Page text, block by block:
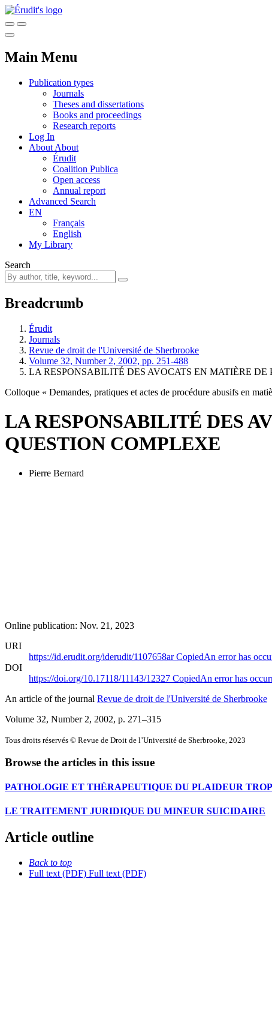
Main Menu
Publication types
Journals
Theses and dissertations
Books and proceedings
Research reports
Log In
About About
Érudit
Coalition Publica
Open access
Annual report
Advanced Search
EN
Français
English
My Library
Search
Breadcrumb
Érudit
Journals
Revue de droit de l'Université de Sherbrooke
Volume 32, Number 2, 2002, pp. 251-488
LA RESPONSABILITÉ DES AVOCATS EN MATIÈRE
Colloque « Demandes, pratiques et actes de procédure abusifs en
LA RESPONSABILITÉ DES
QUESTION COMPLEXE
Pierre Bernard
Online publication: Nov. 21, 2023
URI
https://id.erudit.org/iderudit/1107658arCopiedAn error has
DOI
https://doi.org/10.17118/11143/12327 CopiedAn error has
An article of the journal Revue de droit de l'Université de Sherbrooke
Volume 32, Number 2, 2002, p. 271–315
Tous droits réservés © Revue de Droit de l’Université de Sherbrooke, 2023
Browse the articles in this issue
PATHOLOGIE ET THÉRAPEUTIQUE DU PLAIDEUR
LE TRAITEMENT JURIDIQUE DU MINEUR SUICIDAIRE
Article outline
Back to top
Full text (PDF) Full text (PDF)